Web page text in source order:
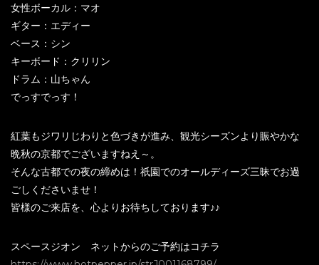
女性ボーカル：マオ
ギター：エディー
ベース：シン
キーボード：クリリン
ドラム：山ちゃん
でっすでっす！
紅葉もジワリじわりと色づきが進み、観光シーズンより賑やかな
晩秋の京都でございますねえ～。
そんな古都での夜の締めは！祇園でのオールディーズ三昧でお過
ごしくださいませ！
皆様のご来店を、心よりお待ちしております♪♪
スペースジオン ネットからのご予約はコチラ